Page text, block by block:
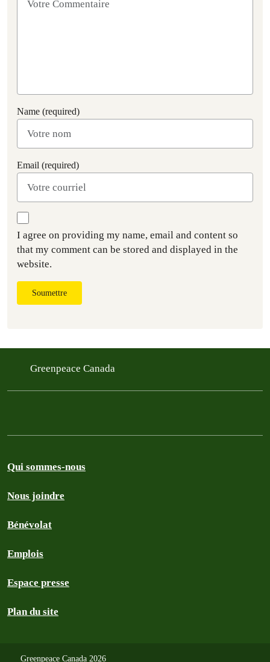
Name (required)
Email (required)
I agree on providing my name, email and content so
that my comment can be stored and displayed in the
website.
Soumettre
Greenpeace Canada
Qui sommes-nous
Nous joindre
Bénévolat
Emplois
Espace presse
Plan du site
Greenpeace Canada 2026